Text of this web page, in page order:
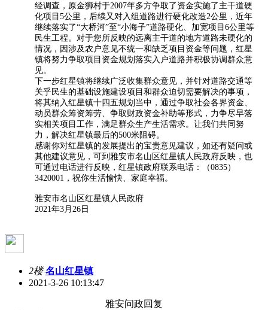
经调查，原金狮村于2007年多方争取了资金实施了主干道硬
化项目5公里，后续又对入组道路进行硬化改造2公里，近年
继续落实了“大桥河”至“小海子”道路硬化、加宽项目6公里等
民生工程。对于您所反映的远离主干道的地方道路未硬化的
情况，因涉及农户意见不统一和缺乏项目资金等问题，红星
镇将努力争取项目资金规划落实入户道路并积极协调群众意
见。
下一步红星镇将继续广泛收集群众意见，并针对道路交通等
关乎民生的基础设施建设项目和群众迫切需要解决的事项，
将其纳入红星镇十四五规划当中，通过争取社会各界资金、
动员群众筹资筹劳、争取财政资金补助等形式，力争尽早落
实相关项目工作，满足群众生产生活需求。让我们共同努
力，解决红星镇最后的500米阻碍。
感谢你对红星镇的发展提出的宝贵意见建议，如还有疑问或
其他建议意见，可到雅安市名山区红星镇人民政府反映，也
可通过电话进行反映，红星镇政府联系电话：（0835）
3420001，祝你生活愉快、家庭幸福。
雅安市名山区红星镇人民政府
2021年3月26日
2楼 名山红星镇
2021-3-26 10:13:47
雅安问政回复